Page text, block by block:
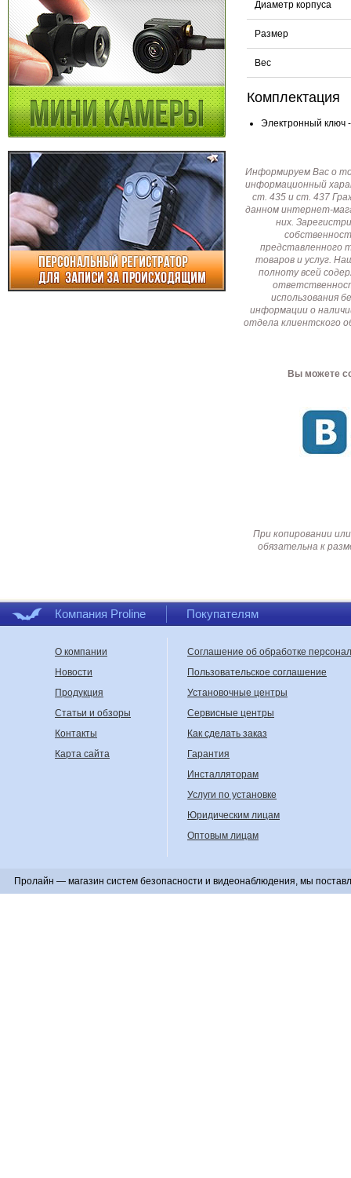
Диаметр корпуса
Размер
Вес
Комплектация
Электронный ключ
Информируем Вас о
информационный
ст. 435 и ст. 437
данном интернет-
них.
представленного
товаров и услуг.
полноту всей
использования
информации о
отдела клиентского
Вы можете
При копировании
обязательна к
Компания Proline Покупателям
О компании
Новости
Продукция
Статьи и обзоры
Контакты
Карта сайта
Соглашение об обработке
Пользовательское соглашение
Установочные центры
Сервисные центры
Как сделать заказ
Гарантия
Инсталляторам
Услуги по установке
Юридическим лицам
Оптовым лицам
Пролайн — магазин систем безопасности и видеонаблюдения, мы